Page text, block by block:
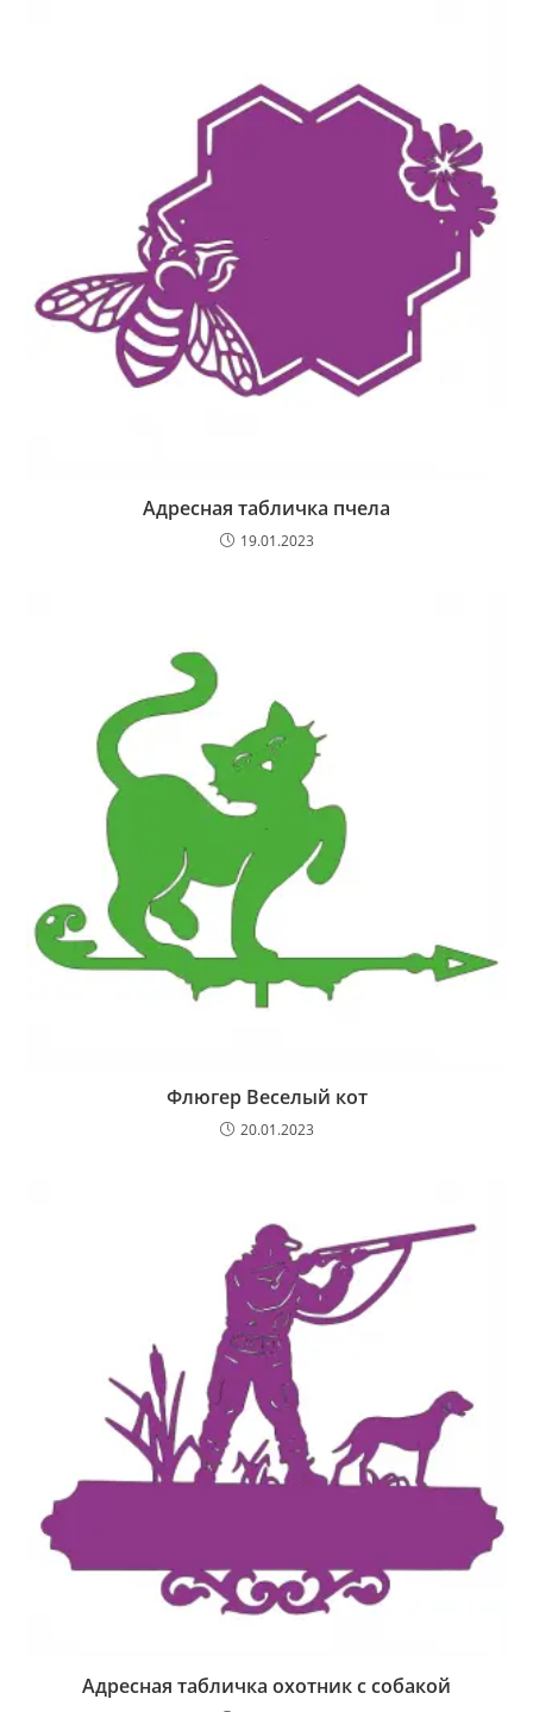
Адресная табличка пчела
19.01.2023
Флюгер Веселый кот
20.01.2023
Адресная табличка охотник с собакой